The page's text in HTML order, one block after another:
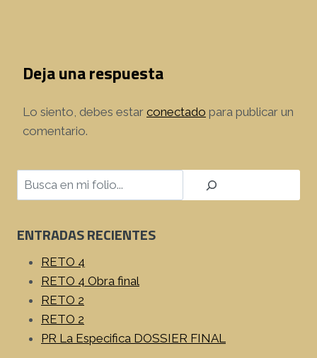
Deja una respuesta
Lo siento, debes estar conectado para publicar un
comentario.
Buscar
ENTRADAS RECIENTES
RETO 4
RETO 4 Obra final
RETO 2
RETO 2
PR La Especifica DOSSIER FINAL